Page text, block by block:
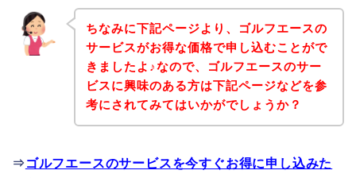
ちなみに下記ページより、ゴルフエースの
サービスがお得な価格で申し込むことがで
きましたよ♪なので、ゴルフエースのサー
ビスに興味のある方は下記ページなどを参
考にされてみてはいかがでしょうか？
⇒ ゴルフエースのサービスを今すぐお得に申し込みた